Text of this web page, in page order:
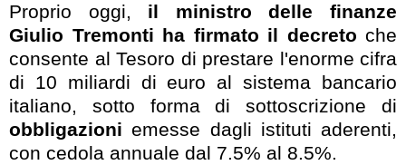
Proprio oggi, il ministro delle finanze
Giulio Tremonti ha firmato il decreto che
consente al Tesoro di prestare l'enorme cifra
di 10 miliardi di euro al sistema bancario
italiano, sotto forma di sottoscrizione di
obbligazioni emesse dagli istituti aderenti,
con cedola annuale dal 7.5% al 8.5%.